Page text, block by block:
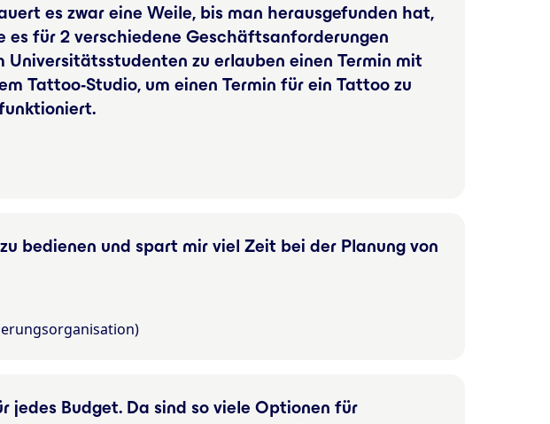
es zwar eine Weile, bis man herausgefunden hat,
für 2 verschiedene Geschäftsanforderungen
zu erlauben einen Termin mit
Tattoo-Studio, um einen Termin für ein Tattoo zu
zu bedienen und spart mir viel Zeit bei der Planung von
jedes Budget. Da sind so viele Optionen für